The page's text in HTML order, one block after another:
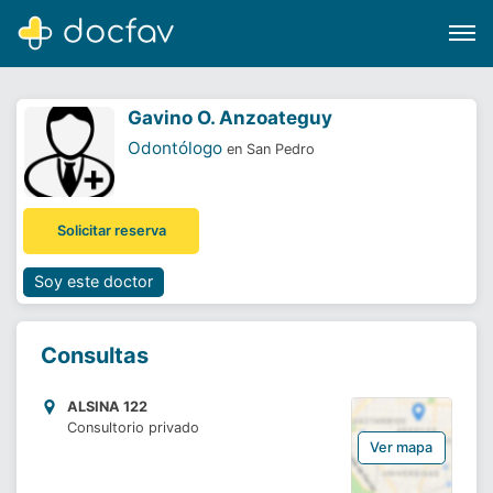
Software para clínicas
¿Eres un doctor?
Gavino O. Anzoateguy
Odontólogo en San Pedro
Solicitar reserva
Soy este doctor
Consultas
ALSINA 122
Consultorio privado
Ver mapa